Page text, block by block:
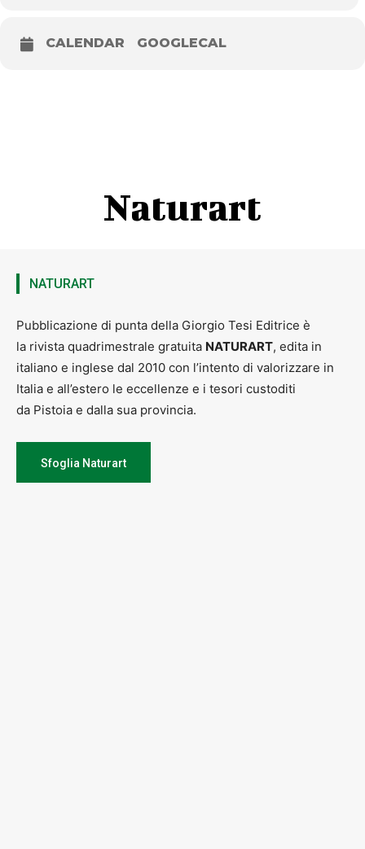
CALENDAR GOOGLECAL
Naturart
NATURART
Pubblicazione di punta della Giorgio Tesi Editrice è
la rivista quadrimestrale gratuita NATURART, edita in
italiano e inglese dal 2010 con l’intento di valorizzare in
Italia e all’estero le eccellenze e i tesori custoditi
da Pistoia e dalla sua provincia.
Sfoglia Naturart